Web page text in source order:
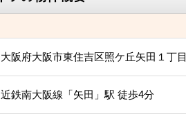
大阪府大阪市東住吉区照ケ丘矢田１丁目
近鉄南大阪線「矢田」駅 徒歩4分